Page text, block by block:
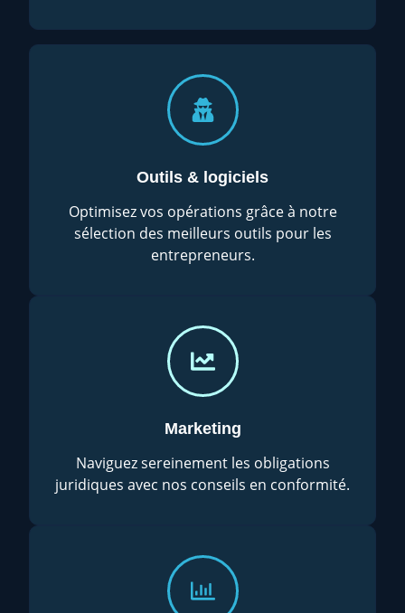
Outils & logiciels
Optimisez vos opérations grâce à notre
sélection des meilleurs outils pour les
entrepreneurs.
Marketing
Naviguez sereinement les obligations
juridiques avec nos conseils en conformité.